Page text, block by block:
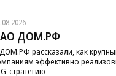
ДОМ.РФ
рассказали, как
эффективно
стратегию